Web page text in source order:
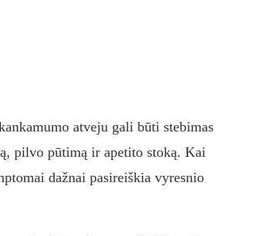
atveju gali būti stebimas
pilvo pūtimą ir apetito stoką. Kai
dažnai pasireiškia vyresnio